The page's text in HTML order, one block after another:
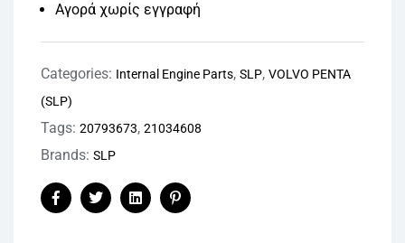
Αγορά χωρίς εγγραφή
Categories: Internal Engine Parts, SLP, VOLVO PENTA
(SLP)
Tags: 20793673, 21034608
Brands: SLP
FacebookTwitterLinkedinPinterest